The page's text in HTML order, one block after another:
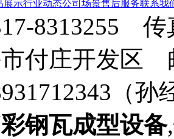
展示行业动态公司场景售后服务联系我
8313255
付庄开发区
（孙
彩钢瓦成型设备,